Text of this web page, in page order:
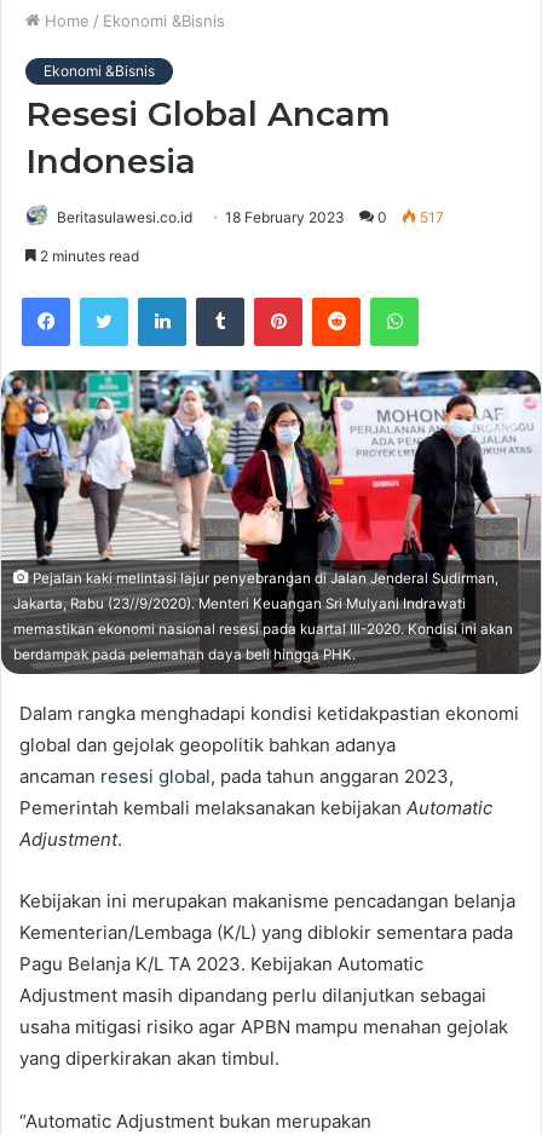
Home / Ekonomi &Bisnis
Ekonomi &Bisnis
Resesi Global Ancam
Indonesia
Beritasulawesi.co.id 18 February 2023 0 517
2 minutes read
Pejalan kaki melintasi lajur penyebrangan di Jalan Jenderal Sudirman,
Jakarta, Rabu (23//9/2020). Menteri Keuangan Sri Mulyani Indrawati
memastikan ekonomi nasional resesi pada kuartal III-2020. Kondisi ini akan
berdampak pada pelemahan daya beli hingga PHK.
Dalam rangka menghadapi kondisi ketidakpastian ekonomi
global dan gejolak geopolitik bahkan adanya
ancaman resesi global, pada tahun anggaran 2023,
Pemerintah kembali melaksanakan kebijakan Automatic
Adjustment.
Kebijakan ini merupakan makanisme pencadangan belanja
Kementerian/Lembaga (K/L) yang diblokir sementara pada
Pagu Belanja K/L TA 2023. Kebijakan Automatic
Adjustment masih dipandang perlu dilanjutkan sebagai
usaha mitigasi risiko agar APBN mampu menahan gejolak
yang diperkirakan akan timbul.
“Automatic Adjustment bukan merupakan